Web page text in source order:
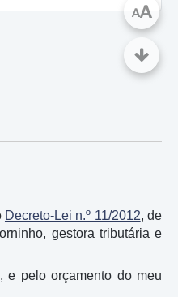
Decreto-Lei n.º 11/2012, de
gestora tributária e
e pelo orçamento do meu
AA